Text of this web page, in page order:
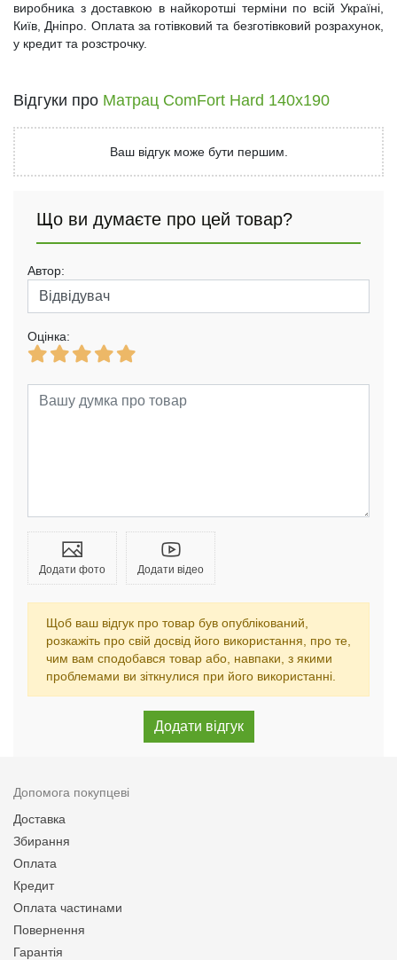
виробника з доставкою в найкоротші терміни по всій Україні,
Київ, Дніпро. Оплата за готівковий та безготівковий розрахунок,
у кредит та розстрочку.
Відгуки про Матрац ComFort Hard 140x190
Ваш відгук може бути першим.
Що ви думаєте про цей товар?
Автор:
Оцінка:
Додати фото Додати відео
Щоб ваш відгук про товар був опублікований,
розкажіть про свій досвід його використання, про те,
чим вам сподобався товар або, навпаки, з якими
проблемами ви зіткнулися при його використанні.
Допомога покупцеві
Доставка
Збирання
Оплата
Кредит
Оплата частинами
Повернення
Гарантія